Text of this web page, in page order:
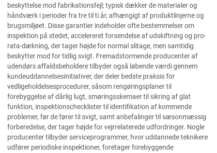
beskyttelse mod fabrikationsfejl; typisk dækker de materialer og
håndværk i perioder fra tre til ti år, afhængigt af produktlinjerne og
brugsmiljøet. Disse garantier indeholder ofte bestemmelser om
inspektion på stedet, accelereret forsendelse af udskiftning og pro-
rata-dækning, der tager højde for normal slitage, men samtidig
beskytter mod for tidlig svigt. Fremadstormende producenter af
udendørs affaldsbeholdere tilbyder også løbende værdi gennem
kundeuddannelsesinitiativer, der deler bedste praksis for
vedligeholdelsesprocedurer, såsom rengøringsplaner til
forebyggelse af dårlig lugt, smøringsskemaer til sikring af glat
funktion, inspektionschecklister til identifikation af kommende
problemer, før de fører til svigt, samt anbefalinger til sæsonmæssig
forberedelse, der tager højde for vejrrelaterede udfordringer. Nogle
producenter tilbyder serviceprogrammer, hvor uddannede teknikere
udfører periodiske inspektioner, foretager forebyggende